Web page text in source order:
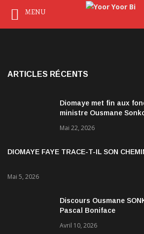
ARTICLES RÉCENTS
Diomaye met fin aux
ministre Ousmane
Mai 22, 2026
DIOMAYE FAYE TRACE-T-IL SON
Mai 5, 2026
Discours Ousmane
Pascal Boniface
Avril 10, 2026
MENU